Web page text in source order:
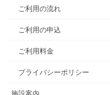
ご利用の流れ
ご利用の申込
ご利用料金
プライバシーポリシー